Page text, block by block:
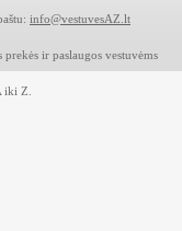
info@vestuvesAZ.lt
ir paslaugos vestuvėms
iki Z.